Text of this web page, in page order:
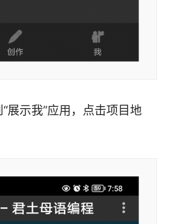
展示我”应用，点击项目地